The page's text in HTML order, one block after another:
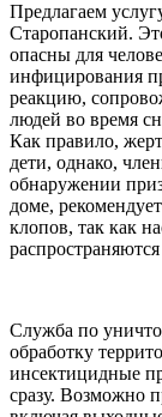
Предлагаем
Старопанский.
опасны для
инфицирования
реакцию,
людей во время
Как правило,
дети, однако,
обнаружении
доме,
клопов, так как
Служба по
обработку
инсектицидные
сразу. Возможно